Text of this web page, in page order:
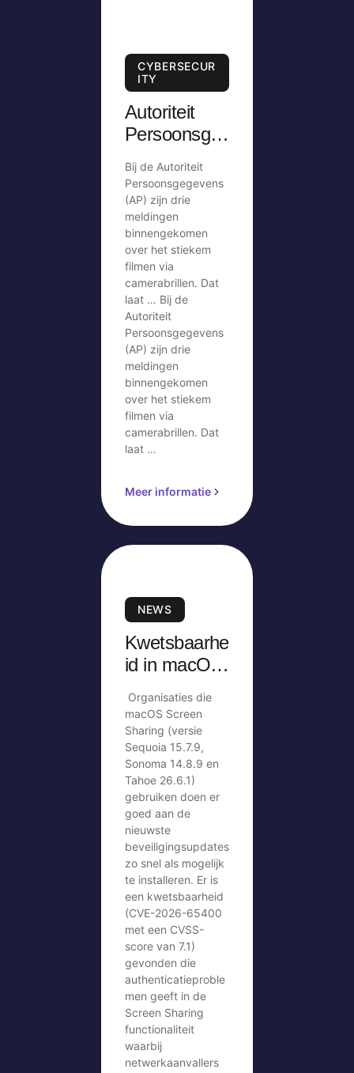
CYBERSECUR
ITY
Autoriteit
Persoonsge
meldingen
over stiekem
filmen via
camerabril
Bij de Autoriteit
Persoonsgegevens
(AP) zijn drie
meldingen
binnengekomen
over het stiekem
filmen via
camerabrillen. Dat
laat … Bij de
Autoriteit
Persoonsgegevens
(AP) zijn drie
meldingen
binnengekomen
over het stiekem
filmen via
camerabrillen. Dat
laat …
Meer informatie
NEWS
Kwetsbaarhe
id in macOS
Sharing
Organisaties die
macOS Screen
Sharing (versie
Sequoia 15.7.9,
Sonoma 14.8.9 en
Tahoe 26.6.1)
gebruiken doen er
goed aan de
nieuwste
beveiligingsupdates
zo snel als mogelijk
te installeren. Er is
een kwetsbaarheid
(CVE-2026-65400
met een CVSS-
score van 7.1)
gevonden die
authenticatieproble
men geeft in de
Screen Sharing
functionaliteit
waarbij
netwerkaanvallers